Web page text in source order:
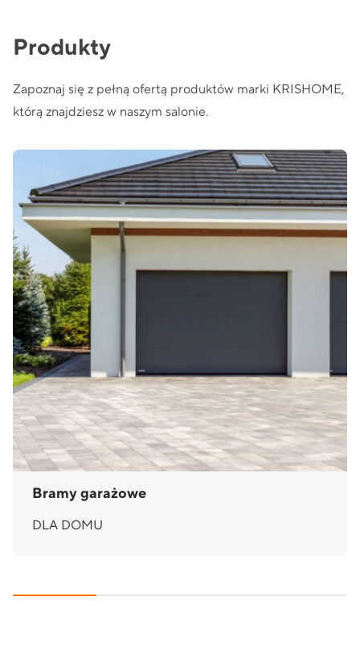
Produkty
Zapoznaj się z pełną ofertą produktów marki KRISHOME,
którą znajdziesz w naszym salonie.
Bramy garażowe
DLA DOMU